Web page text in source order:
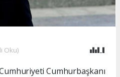
Oku)
Cumhurbaşkanı